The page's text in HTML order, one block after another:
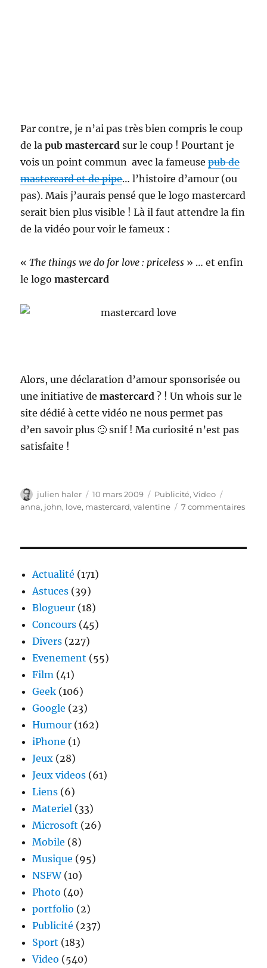
Par contre, je n’ai pas très bien compris le coup
de lapub mastercard sur le coup ! Pourtant je
vois un point commun avec la fameusepub de
mastercard et de pipe… l’histoire d’amour (ou
pas). Mais j’aurais pensé que le logo mastercard
serait bien plus visible ! Là il faut attendre la fin
de la vidéo pour voir le fameux :
«The things we do for love : priceless » … et enfin
le logomastercard
Alors, une déclaration d’amour sponsorisée ou
une initiative demastercard ? ! Un whois sur le
site dédié à cette vidéo ne nous permet pas
d’en savoir plus 🙁 snif ! Ma curiosité n’est pas
satisfaite !
Auteur
julien haler
Publié
le
10 mars 2009 Catégories
Publicité,Video
anna, john, love, mastercard,valentine 7 commentairessur
Actualité (171)
Astuces (39)
Blogueur (18)
Concours (45)
Divers (227)
Evenement (55)
Film (41)
Geek (106)
Google (23)
Humour (162)
iPhone (1)
Jeux (28)
Jeux videos (61)
Liens (6)
Materiel (33)
Microsoft (26)
Mobile (8)
Musique (95)
NSFW(10)
Photo (40)
portfolio (2)
Publicité (237)
Sport (183)
Video (540)